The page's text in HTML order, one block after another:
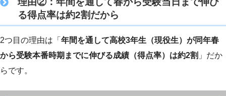
る得点率は約2割だから
2つ目の理由は「 年間を通して高校3年生（現役生）が同年春
から受験本番時期までに伸びる成績（得点率）は約2割 」だか
らです。